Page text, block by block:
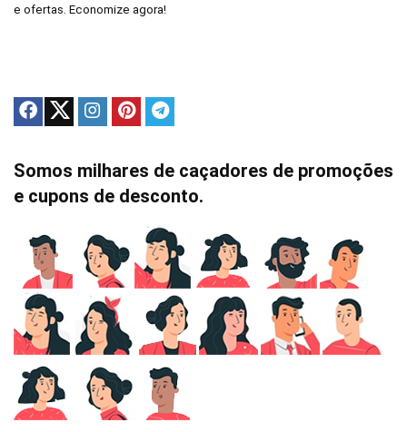
e ofertas. Economize agora!
Somos milhares de caçadores de promoções
e cupons de desconto.